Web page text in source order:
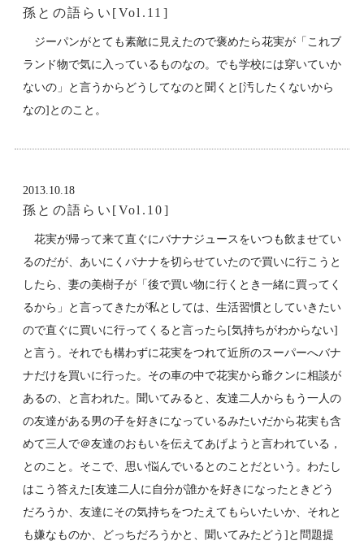
孫との語らい[Vol.11]
ジーパンがとても素敵に見えたので褒めたら花実が「これブ
ランド物で気に入っているものなの。でも学校には穿いていか
ないの」と言うからどうしてなのと聞くと[汚したくないから
なの]とのこと。
2013.10.18
孫との語らい[Vol.10]
花実が帰って来て直ぐにバナナジュースをいつも飲ませてい
るのだが、あいにくバナナを切らせていたので買いに行こうと
したら、妻の美樹子が「後で買い物に行くとき一緒に買ってく
るから」と言ってきたが私としては、生活習慣としていきたい
ので直ぐに買いに行ってくると言ったら[気持ちがわからない]
と言う。それでも構わずに花実をつれて近所のスーパーへバナ
ナだけを買いに行った。その車の中で花実から爺クンに相談が
あるの、と言われた。聞いてみると、友達二人からもう一人の
の友達がある男の子を好きになっているみたいだから花実も含
めて三人で＠友達のおもいを伝えてあげようと言われている，
とのこと。そこで、思い悩んでいるとのことだという。わたし
はこう答えた[友達二人に自分が誰かを好きになったときどう
だろうか、友達にその気持ちをつたえてもらいたいか、それと
も嫌なものか、どっちだろうかと、聞いてみたどう]と問題提